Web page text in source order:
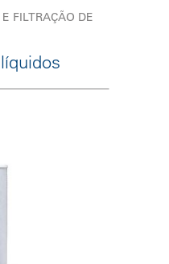
FILTRAÇÃO DE